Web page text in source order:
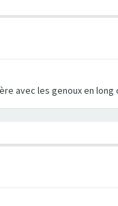
avec les genoux en long